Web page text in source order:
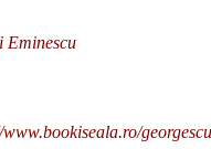
Eminescu